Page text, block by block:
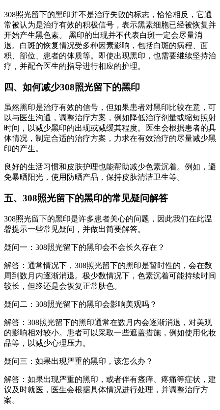
308照光留下的黑印并不是治疗失败的标志，恰恰相反，它通
常被认为是治疗有效的积极信号，表示黑素细胞已经被恢复并
开始产生黑色素。 黑印的出现并不代表白斑一定会尽量消
退。白斑的恢复情况受多种因素影响，包括白斑的病程、面
积、部位、患者的体质等。即使出现黑印，也需要继续坚持治
疗，并配合医生的指导进行相应的护理。
四、如何减少308照光留下的黑印
虽然黑印是治疗有效的信号，但如果患者对黑印比较在意，可
以与医生沟通，调整治疗方案，例如降低治疗剂量或缩短照射
时间，以减少黑印的出现或减缓其程度。医生会根据患者的具
体情况，制定合适的治疗方案，力求在有效治疗的尽量减少黑
印的产生。
良好的生活习惯和皮肤护理也能帮助减少色素沉着。例如，避
免暴晒阳光，使用防晒产品，保持皮肤清洁卫生等。
五、308照光留下的黑印的常见疑问解答
308照光留下的黑印是许多患者关心的问题，因此我们在此温
馨提示一些常见疑问，并做出简要解答。
疑问一：308照光留下的黑印会不会长久存在？
解答：通常情况下，308照光留下的黑印是暂时性的，会在数
周到数月内逐渐消退。极少数情况下，色素沉着可能持续时间
较长，但终还是会恢复正常肤色。
疑问二：308照光留下的黑印会影响美观吗？
解答：308照光留下的黑印通常在数月内会逐渐消退，对美观
的影响相对较小。患者可以采取一些遮盖措施，例如使用化妆
品等，以减少心理压力。
疑问三：如果出现严重的黑印，该怎么办？
解答：如果出现严重的黑印，或者伴有瘙痒、疼痛等症状，建
议及时就医，医生会根据具体情况进行处理，并调整治疗方
案。